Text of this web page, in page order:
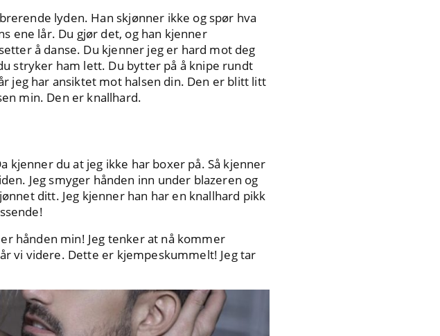
lyden. Han skjønner ikke og spør hva
ene lår. Du gjør det, og han kjenner
å danse. Du kjenner jeg er hard mot deg
stryker ham lett. Du bytter på å knipe rundt
jeg har ansiktet mot halsen din. Den er blitt litt
min. Den er knallhard.
kjenner du at jeg ikke har boxer på. Så kjenner
Jeg smyger hånden inn under blazeren og
ditt. Jeg kjenner han har en knallhard pikk
hånden min! Jeg tenker at nå kommer
vi videre. Dette er kjempeskummelt! Jeg tar